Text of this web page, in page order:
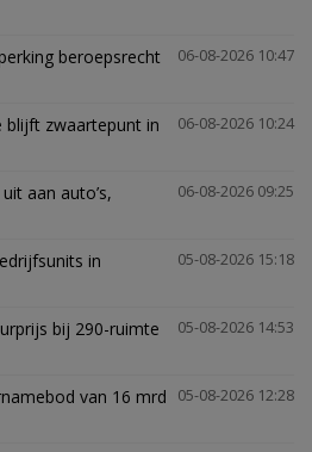
06-08-2026 10:47
beroepsrecht
06-08-2026 10:24
blijft zwaartepunt in
06-08-2026 09:25
aan auto’s,
05-08-2026 15:18
in
05-08-2026 14:53
bij 290-ruimte
05-08-2026 12:28
van 16 mrd